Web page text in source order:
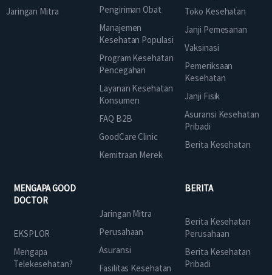
Jaringan Mitra
Pengiriman Obat
Manajemen
Kesehatan Populasi
Program Kesehatan
Pencegahan
Layanan Kesehatan
Konsumen
FAQ B2B
GoodCare Clinic
Kemitraan Merek
Toko Kesehatan
Janji Pemesanan
Vaksinasi
Pemeriksaan
Kesehatan
Janji Fisik
Asuransi Kesehatan
Pribadi
Berita Kesehatan
MENGAPA GOOD
DOCTOR
EKSPLOR
Mengapa
Telekesehatan?
Jaringan Mitra
Perusahaan
Asuransi
Fasilitas Kesehatan
BERITA
Berita Kesehatan
Perusahaan
Berita Kesehatan
Pribadi